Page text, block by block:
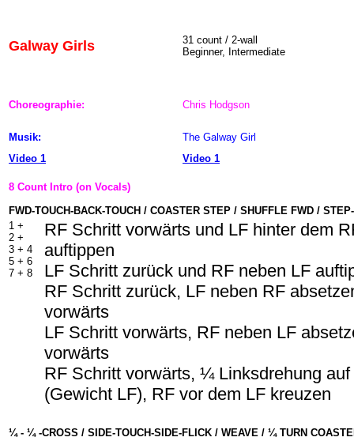
Galway Girls
31 count / 2-wall
Beginner, Intermediate
Choreographie: Chris Hodgson
Musik:
The Galway Girl
Video 1
Video 1
8 Count Intro (on Vocals)
FWD-TOUCH-BACK-TOUCH / COASTER STEP / SHUFFLE FWD /
1 +
2 +
3 + 4
5 + 6
7 + 8
RF Schritt vorwärts und LF hinter dem
auftippen
LF Schritt zurück und RF neben LF
RF Schritt zurück, LF neben RF
vorwärts
LF Schritt vorwärts, RF neben LF
vorwärts
RF Schritt vorwärts, ¼ Linksdrehung
(Gewicht LF), RF vor dem LF kreuzen
¼ - ¼ -CROSS / SIDE-TOUCH-SIDE-FLICK / WEAVE / ¼ TURN